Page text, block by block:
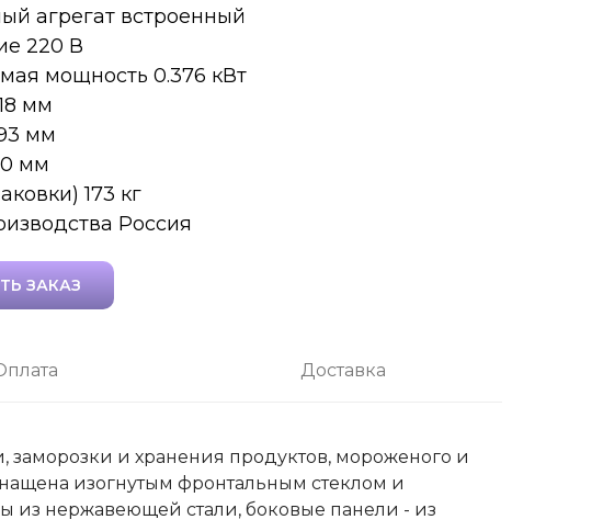
агрегат встроенный
220 В
мощность 0.376 кВт
мм
мм
мм
173 кг
Россия
ЗАКАЗ
Доставка
и хранения продуктов, мороженого и
изогнутым фронтальным стеклом и
из нержавеющей стали, боковые панели - из